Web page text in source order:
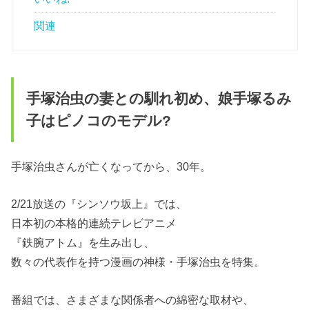
関連
手塚治虫の妻との馴れ初め、娘手塚るみ
子はピノコのモデル?
手塚治虫さんが亡くなってから、30年。
2/21放送の『シンソウ坂上』では、
日本初の本格的連続テレビアニメ
『鉄腕アトム』を生み出し、
数々の代表作を持つ漫画の神様・手塚治虫を特集。
番組では、さまざまな関係者への綿密な取材や、